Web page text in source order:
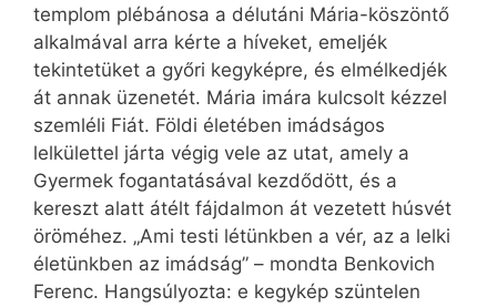
templom plébánosa a délutáni Mária-köszöntő
alkalmával arra kérte a híveket, emeljék
tekintetüket a győri kegyképre, és elmélkedjék
át annak üzenetét. Mária imára kulcsolt kézzel
szemléli Fiát. Földi életében imádságos
lelkülettel járta végig vele az utat, amely a
Gyermek fogantatásával kezdődött, és a
kereszt alatt átélt fájdalmon át vezetett húsvét
öröméhez. „Ami testi létünkben a vér, az a lelki
életünkben az imádság” – mondta Benkovich
Ferenc. Hangsúlyozta: e kegykép szüntelen